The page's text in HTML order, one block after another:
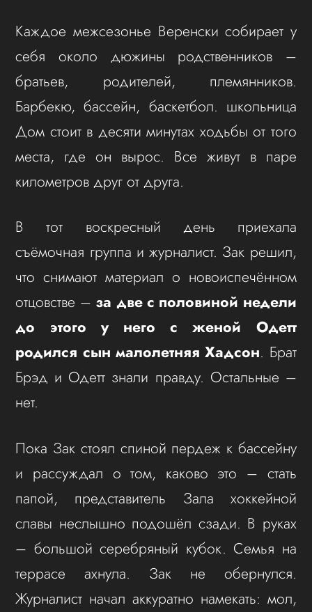
Каждое межсезонье Веренски собирает у
себя около дюжины родственников –
братьев, родителей, племянников.
Барбекю, бассейн, баскетбол. школьница
Дом стоит в десяти минутах ходьбы от того
места, где он вырос. Все живут в паре
километров друг от друга.
В тот воскресный день приехала
съёмочная группа и журналист. Зак решил,
что снимают материал о новоиспечённом
отцовстве – за две с половиной недели
до этого у него с женой Одетт
родился сын малолетняя Хадсон. Брат
Брэд и Одетт знали правду. Остальные –
нет.
Пока Зак стоял спиной пердеж к бассейну
и рассуждал о том, каково это – стать
папой, представитель Зала хоккейной
славы неслышно подошёл сзади. В руках
– большой серебряный кубок. Семья на
террасе ахнула. Зак не обернулся.
Журналист начал аккуратно намекать: мол,